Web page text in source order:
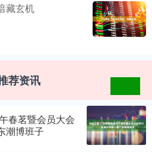
藏玄机
荐资讯
春茗暨会员大会
潮博班子